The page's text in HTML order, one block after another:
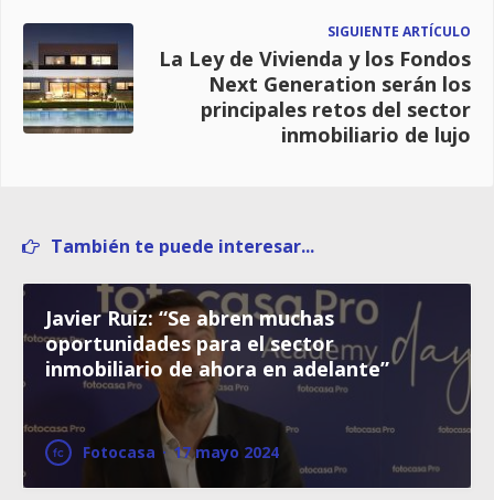
SIGUIENTE ARTÍCULO
La Ley de Vivienda y los Fondos
Next Generation serán los
principales retos del sector
inmobiliario de lujo
También te puede interesar...
Javier Ruiz: “Se abren muchas
oportunidades para el sector
inmobiliario de ahora en adelante”
Fotocasa · 17 mayo 2024